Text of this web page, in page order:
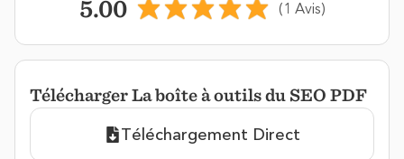
5.00 (1 Avis)
Télécharger La boîte à outils du SEO PDF
Téléchargement Direct